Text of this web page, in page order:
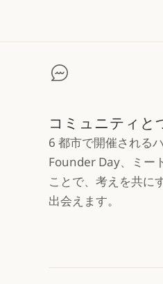
コミュニティと
6 都市で開催される
Founder Day、ミー
ことで、考えを共に
出会えます。